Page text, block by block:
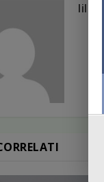
liliana